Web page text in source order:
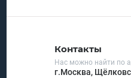
Контакты
Нас можно найти по
г.Москва,